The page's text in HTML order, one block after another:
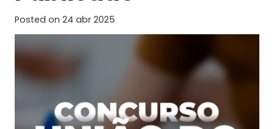
Posted on 24 abr 2025